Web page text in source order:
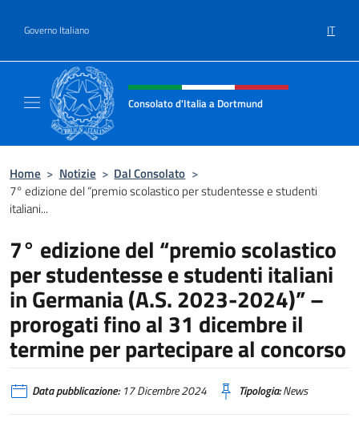
Governo Italiano IT
Intestazione sito, social e menù
Consolato d'Italia a Dortmund
Home > Notizie > Dal Consolato >
7° edizione del “premio scolastico per studentesse e studenti
italiani...
7° edizione del “premio scolastico
per studentesse e studenti italiani
in Germania (A.S. 2023-2024)” –
prorogati fino al 31 dicembre il
termine per partecipare al concorso
Data pubblicazione:17 Dicembre 2024 Tipologia:News